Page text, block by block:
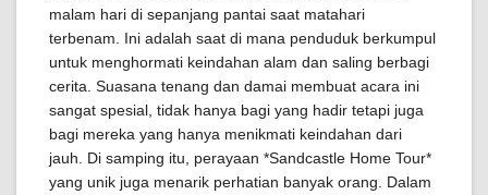
malam hari di sepanjang pantai saat matahari
terbenam. Ini adalah saat di mana penduduk berkumpul
untuk menghormati keindahan alam dan saling berbagi
cerita. Suasana tenang dan damai membuat acara ini
sangat spesial, tidak hanya bagi yang hadir tetapi juga
bagi mereka yang hanya menikmati keindahan dari
jauh. Di samping itu, perayaan *Sandcastle Home Tour*
yang unik juga menarik perhatian banyak orang. Dalam